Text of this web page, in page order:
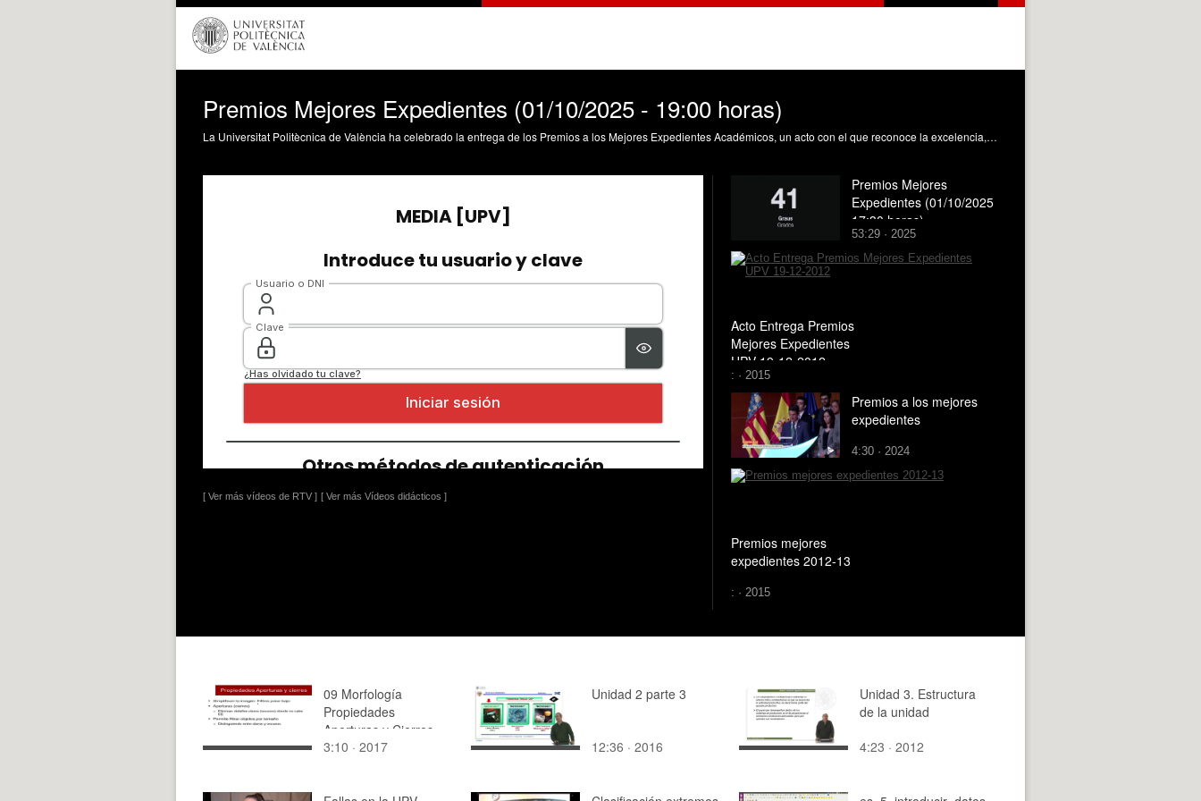
Premios Mejores Expedientes (01/10/2025 - 19:00 horas)
La Universitat Politècnica de València ha celebrado la entrega de los Premios a los Mejores Expedientes Académicos, un acto con el que reconoce la excelencia, el esfuerzo y la dedicación de su alumnado. Los estudiantes con los mejores resultados de cada centro recibieron el homenaje de la comunidad universitaria, acompañados por familiares, profesorado y representantes de cada centro.
[ Ver más vídeos de RTV ] [ Ver más Vídeos didácticos ]
Premios Mejores
Expedientes (01/10/2025
17:30 horas)
53:29 · 2025
Acto Entrega Premios
Mejores Expedientes
UPV 19-12-2012
: · 2015
Premios a los mejores
expedientes
4:30 · 2024
Premios mejores
expedientes 2012-13
: · 2015
09 Morfología
Propiedades
Aperturas y Cierres
3:10 · 2017
Unidad 2 parte 3
12:36 · 2016
Unidad 3. Estructura
de la unidad
4:23 · 2012